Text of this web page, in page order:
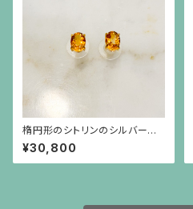
楕円形のシトリンのシルバーに
ゴールドプレーティングのシンプ
ルな枠のピアス
¥30,800